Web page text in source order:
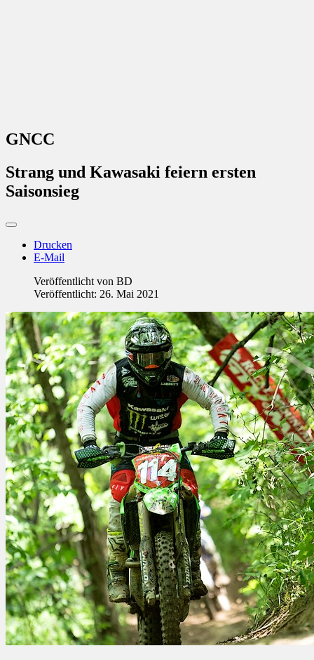
GNCC
Strang und Kawasaki feiern ersten
Saisonsieg
Drucken
E-Mail
Veröffentlicht von BD
Veröffentlicht: 26. Mai 2021